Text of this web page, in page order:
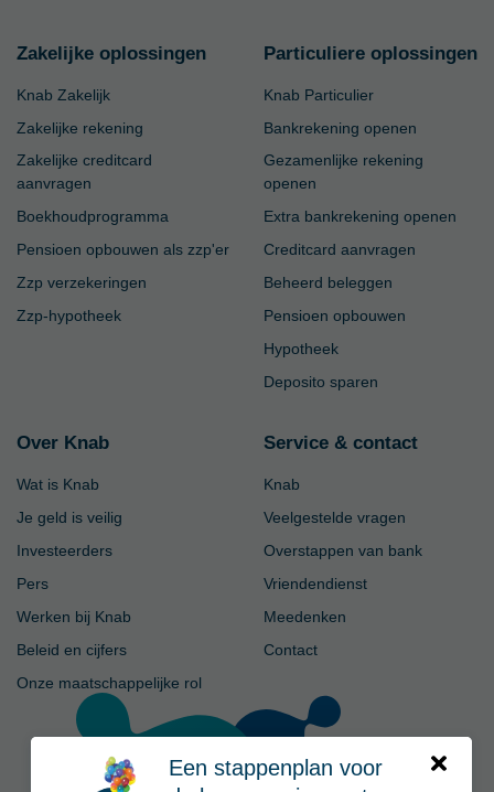
Een stappenplan voor
Zakelijke oplossingen
Knab Zakelijk
Zakelijke rekening
Zakelijke creditcard
aanvragen
Boekhoudprogramma
Pensioen opbouwen als zzp'er
Zzp verzekeringen
Zzp-hypotheek
Particuliere oplossingen
Knab Particulier
Bankrekening openen
Gezamenlijke rekening
openen
Extra bankrekening openen
Creditcard aanvragen
Beheerd beleggen
Pensioen opbouwen
Hypotheek
Deposito sparen
Over Knab
Wat is Knab
Je geld is veilig
Investeerders
Pers
Werken bij Knab
Beleid en cijfers
Onze maatschappelijke rol
Service & contact
Knab
Veelgestelde vragen
Overstappen van bank
Vriendendienst
Meedenken
Contact